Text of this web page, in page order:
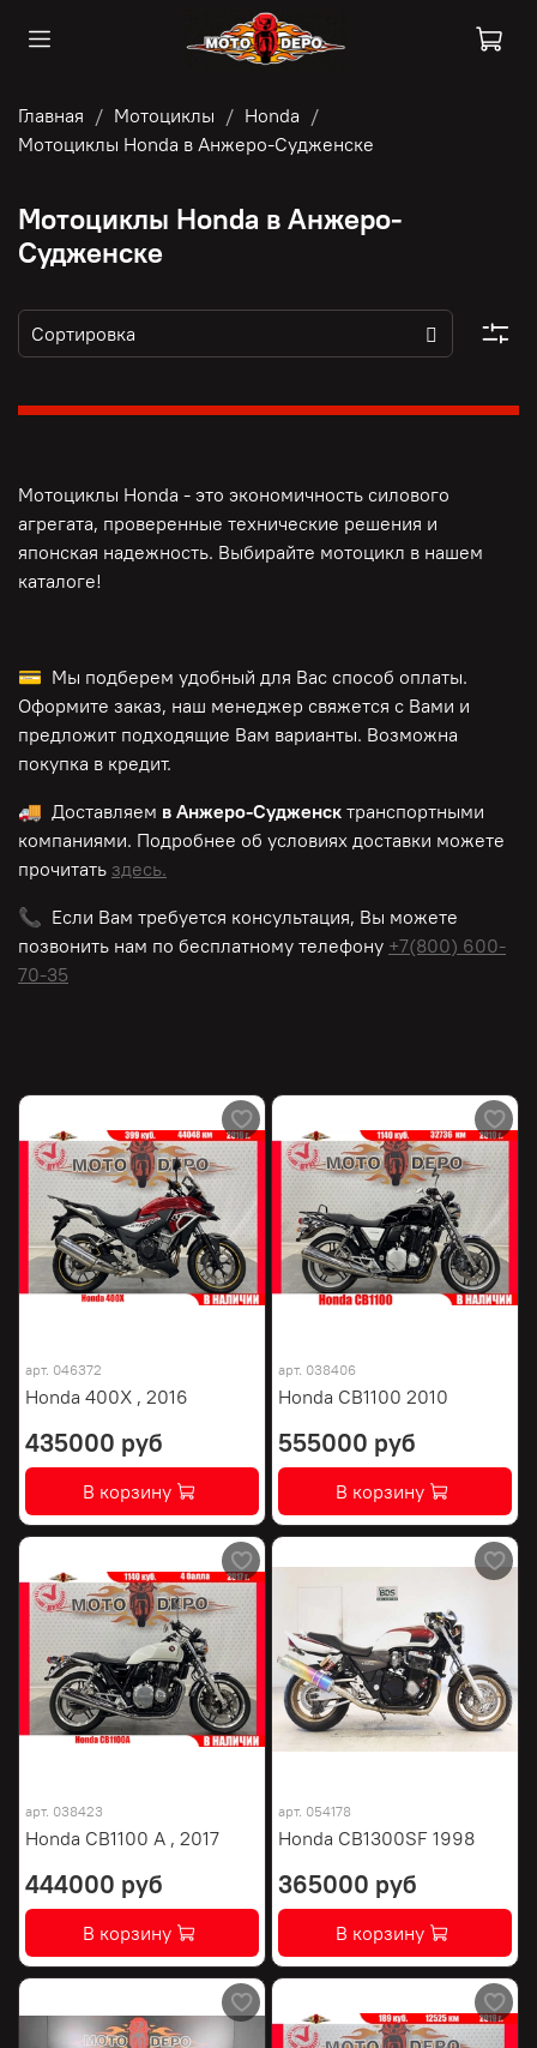
Главная Мотоциклы
Honda
Мотоциклы Honda в Анжеро-Судженске
Мотоциклы Honda в Анжеро-
Судженске
Мотоциклы Honda - это экономичность силового
агрегата, проверенные технические решения и
японская надежность. Выбирайте мотоцикл в нашем
каталоге!
💳 Мы подберем удобный для Вас способ оплаты.
Оформите заказ, наш менеджер свяжется с Вами и
предложит подходящие Вам варианты. Возможна
покупка в кредит.
🚚 Доставляем в Анжеро-Судженск транспортными
компаниями. Подробнее об условиях доставки можете
прочитать здесь.
📞 Если Вам требуется консультация, Вы можете
позвонить нам по бесплатному телефону +7(800) 600-
70-35
арт. 046372
Honda 400X , 2016
435000 руб
В корзину
арт. 038406
Honda CB1100 2010
555000 руб
В корзину
арт. 038423
Honda CB1100 A , 2017
444000 руб
В корзину
арт. 054178
Honda CB1300SF 1998
365000 руб
В корзину